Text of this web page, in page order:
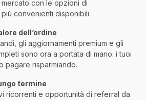
con le opzioni di
convenienti disponibili.
dell’ordine
gli aggiornamenti premium e gli
sono ora a portata di mano: i tuoi
pagare risparmiando.
termine
ricorrenti e opportunità di referral da